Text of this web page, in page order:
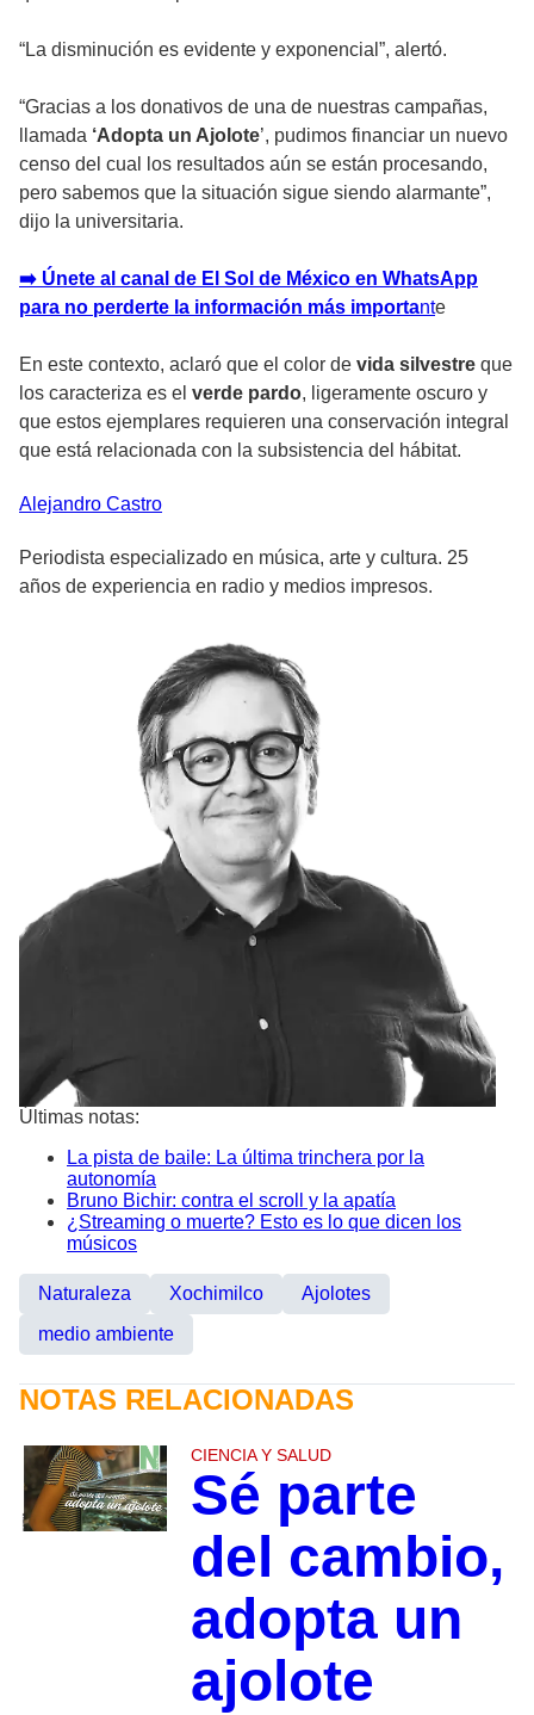
“La disminución es evidente y exponencial”, alertó.
“Gracias a los donativos de una de nuestras campañas,
llamada ‘Adopta un Ajolote’, pudimos financiar un nuevo
censo del cual los resultados aún se están procesando,
pero sabemos que la situación sigue siendo alarmante”,
dijo la universitaria.
➡️ Únete al canal de El Sol de México en WhatsApp
para no perderte la información más importante
En este contexto, aclaró que el color de vida silvestre que
los caracteriza es el verde pardo, ligeramente oscuro y
que estos ejemplares requieren una conservación integral
que está relacionada con la subsistencia del hábitat.
Alejandro Castro
Periodista especializado en música, arte y cultura. 25
años de experiencia en radio y medios impresos.
Últimas notas:
La pista de baile: La última trinchera por la
autonomía
Bruno Bichir: contra el scroll y la apatía
¿Streaming o muerte? Esto es lo que dicen los
músicos
Naturaleza Xochimilco
Ajolotes
medio ambiente
NOTAS RELACIONADAS
CIENCIA Y SALUD
Sé parte
del cambio,
adopta un
ajolote